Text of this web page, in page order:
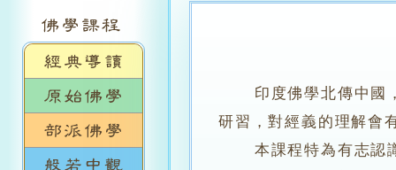
印度佛學北傳中國
研習，對經義的理解會
本課程特為有志認識